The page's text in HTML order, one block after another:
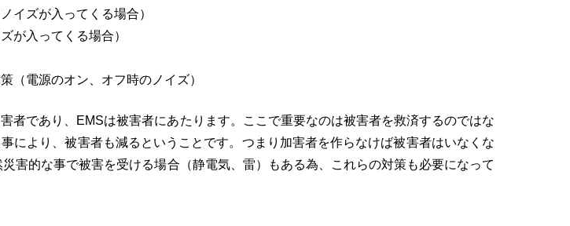
イズが入ってくる場合）
が入ってくる場合）
（電源のオン、オフ時のノイズ）
者であり、EMSは被害者にあたります。ここで重要なのは被害者を救済するのではな
により、被害者も減るということです。つまり加害者を作らなけば被害者はいなくな
害的な事で被害を受ける場合（静電気、雷）もある為、これらの対策も必要になって